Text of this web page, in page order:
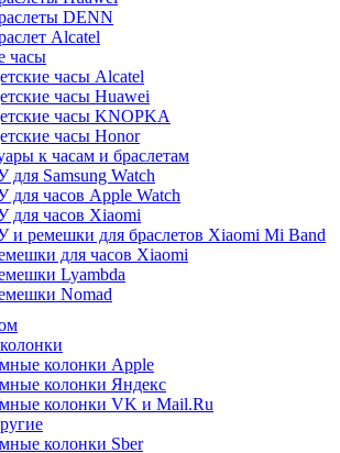
DENN
Alcatel
часы
часы Alcatel
часы Huawei
часы KNOPKA
часы Honor
к часам и браслетам
для Samsung Watch
для часов Apple Watch
для часов Xiaomi
и ремешки для браслетов Xiaomi Mi Band
для часов Xiaomi
Lyambda
Nomad
колонки Apple
колонки Яндекс
колонки VK и Mail.Ru
колонки Sber